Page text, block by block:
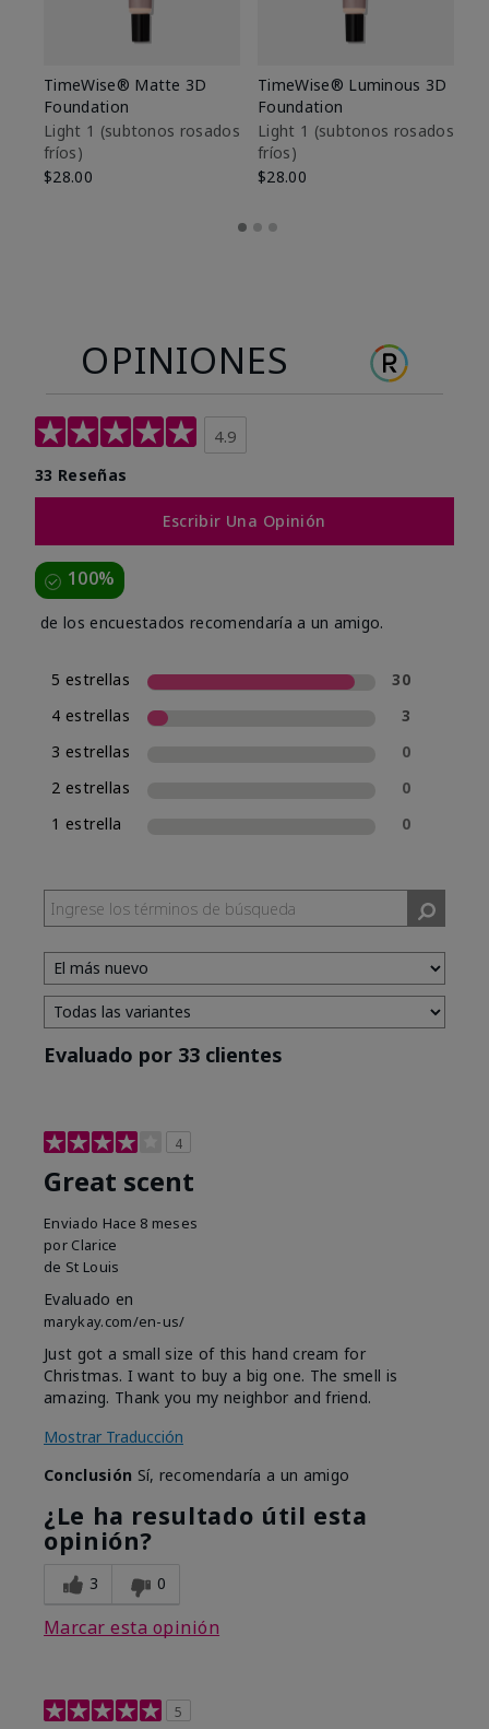
TimeWise® Matte 3D
Foundation
Light 1​ (subtonos rosados
fríos)
$28.00
TimeWise® Luminous 3D
Foundation
Light 1​ (subtonos rosados
fríos)
$28.00
OPINIONES
4.9
33 Reseñas
Escribir Una Opinión
100%
de los encuestados recomendaría a un amigo.
5 estrellas
30
4 estrellas
3
3 estrellas
0
2 estrellas
0
1 estrella
0
Evaluado por 33 clientes
4
Great scent
Enviado Hace 8 meses
por Clarice
de St Louis
Evaluado en
marykay.com/en-us/
Just got a small size of this hand cream for
Christmas. I want to buy a big one. The smell is
amazing. Thank you my neighbor and friend.
Mostrar Traducción
Conclusión Sí, recomendaría a un amigo
¿Le ha resultado útil esta
opinión?
3 0
Marcar esta opinión
5